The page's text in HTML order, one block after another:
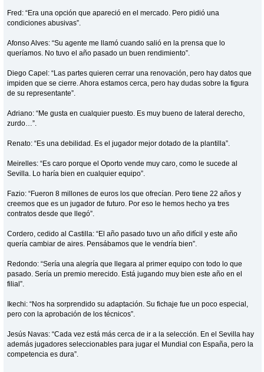
Fred: “Era una opción que apareció en el mercado. Pero pidió una
condiciones abusivas”.
Afonso Alves: “Su agente me llamó cuando salió en la prensa que lo
queríamos. No tuvo el año pasado un buen rendimiento”.
Diego Capel: “Las partes quieren cerrar una renovación, pero hay datos que
impiden que se cierre. Ahora estamos cerca, pero hay dudas sobre la figura
de su representante”.
Adriano: “Me gusta en cualquier puesto. Es muy bueno de lateral derecho,
zurdo…”.
Renato: “Es una debilidad. Es el jugador mejor dotado de la plantilla”.
Meirelles: “Es caro porque el Oporto vende muy caro, como le sucede al
Sevilla. Lo haría bien en cualquier equipo”.
Fazio: “Fueron 8 millones de euros los que ofrecían. Pero tiene 22 años y
creemos que es un jugador de futuro. Por eso le hemos hecho ya tres
contratos desde que llegó”.
Cordero, cedido al Castilla: “El año pasado tuvo un año difícil y este año
quería cambiar de aires. Pensábamos que le vendría bien”.
Redondo: “Sería una alegría que llegara al primer equipo con todo lo que
pasado. Sería un premio merecido. Está jugando muy bien este año en el
filial”.
Ikechi: “Nos ha sorprendido su adaptación. Su fichaje fue un poco especial,
pero con la aprobación de los técnicos”.
Jesús Navas: “Cada vez está más cerca de ir a la selección. En el Sevilla hay
además jugadores seleccionables para jugar el Mundial con España, pero la
competencia es dura”.